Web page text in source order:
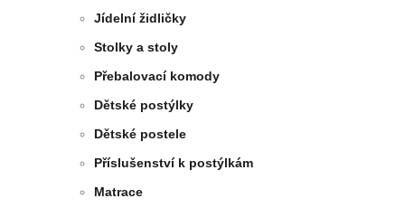
Jídelní židličky
Stolky a stoly
Přebalovací komody
Dětské postýlky
Dětské postele
Příslušenství k postýlkám
Matrace